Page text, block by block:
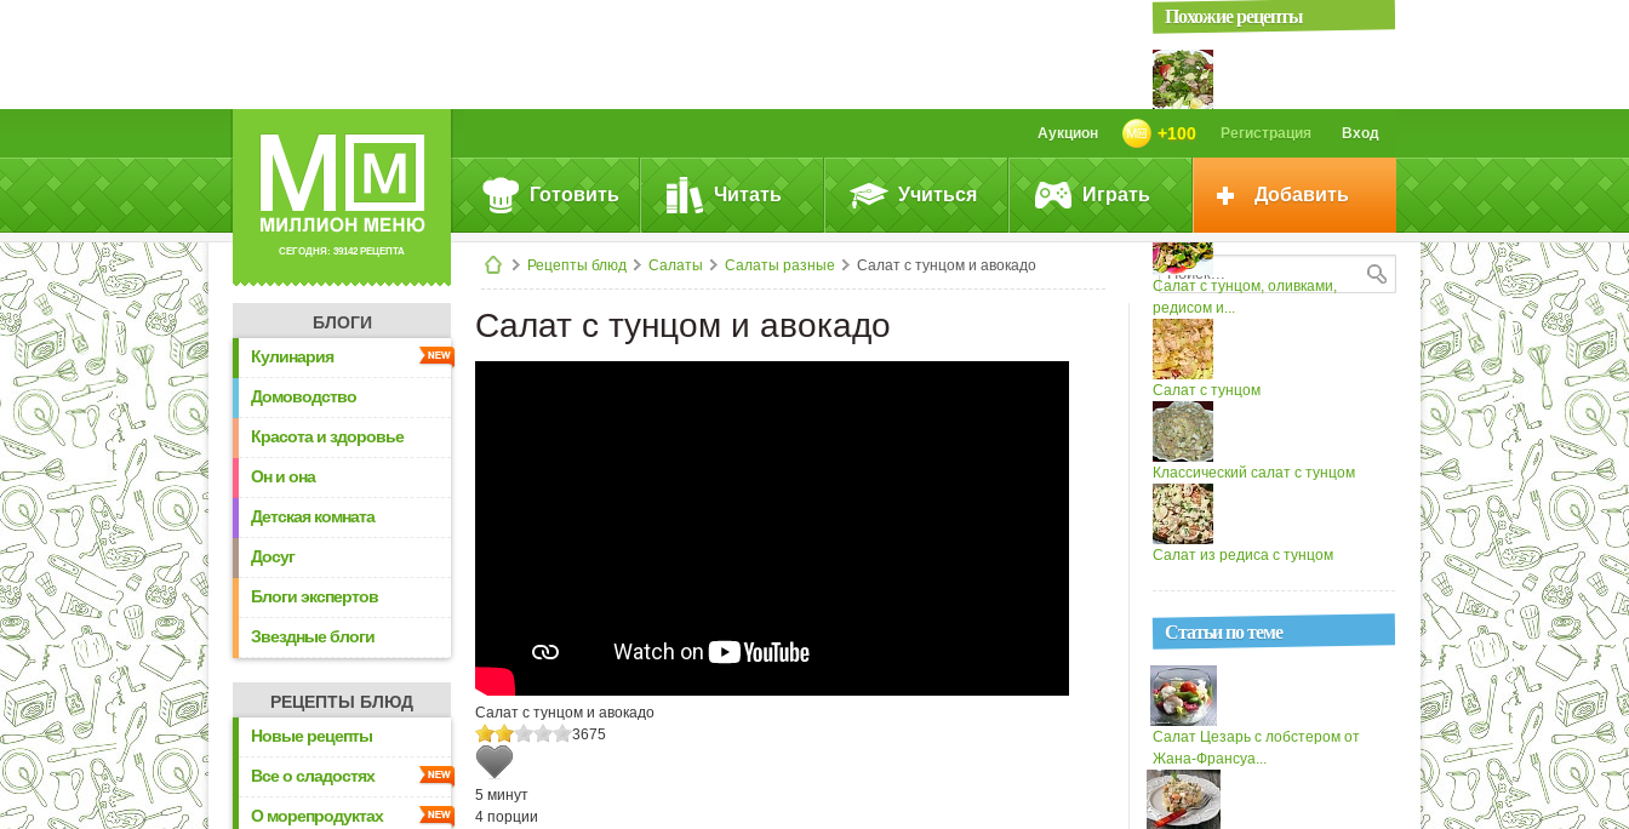
СЕГОДНЯ: 39142 РЕЦЕПТА
Вход
Регистрация
+100
Аукцион
Готовить Читать Учиться Играть Добавить
Рецепты блюд Салаты Салаты разные Салат с тунцом и авокадо
БЛОГИ
Кулинария
Домоводство
Красота и здоровье
Он и она
Детская комната
Досуг
Блоги экспертов
Звездные блоги
РЕЦЕПТЫ БЛЮД
Новые рецепты
Все о сладостях
О морепродуктах
Салат с тунцом и авокадо
Салат с тунцом и авокадо
3675
5 минут
4 порции
Похожие рецепты
Футомаки с авокадо и тунцом
Cалат с тунцом, оливками,
редисом и...
Салат с тунцом
Классический салат с тунцом
Салат из редиса с тунцом
Статьи по теме
Салат Цезарь с лобстером от
Жана-Франсуа...